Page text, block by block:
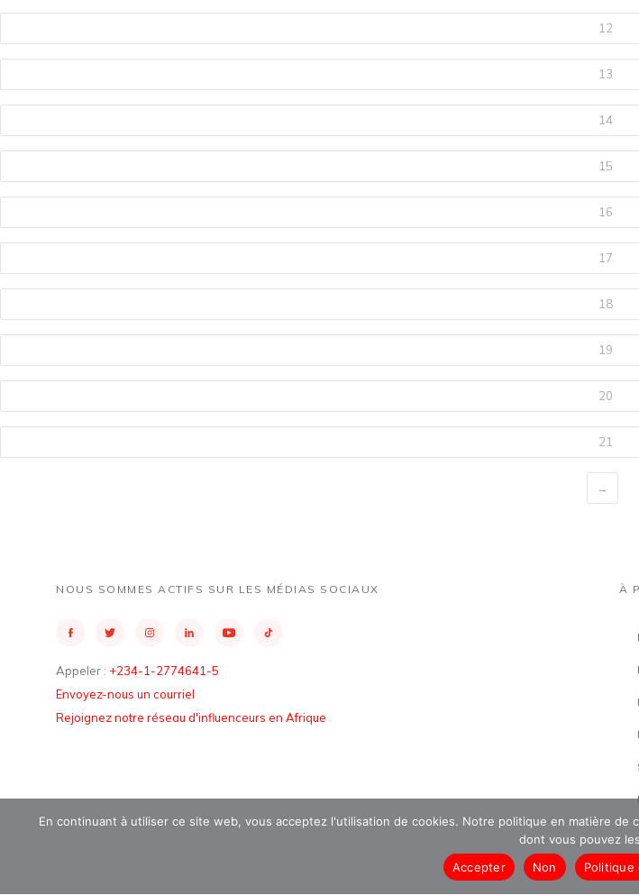
12
13
14
15
16
17
18
19
20
21
→
NOUS SOMMES ACTIFS SUR LES MÉDIAS SOCIAUX
Appeler : +234-1-2774641-5
Envoyez-nous un courriel
Rejoignez notre réseau d'influenceurs en Afrique
À
En continuant à utiliser ce site web, vous acceptez l'utilisation de cookies. Notre politique en matière
dont vous pouvez
Accepter
Non Politique